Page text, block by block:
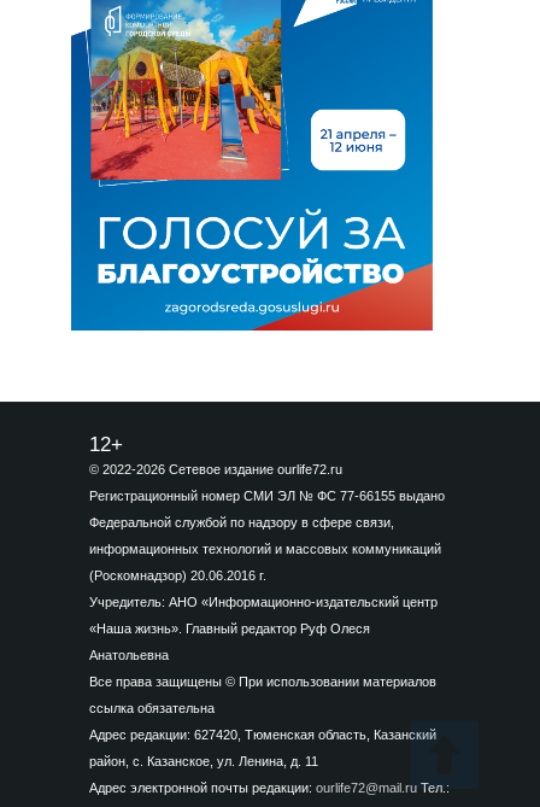
12+
© 2022-2026 Сетевое издание ourlife72.ru
Регистрационный номер СМИ ЭЛ № ФС 77-66155 выдано
Федеральной службой по надзору в сфере связи,
информационных технологий и массовых коммуникаций
(Роскомнадзор) 20.06.2016 г.
Учредитель: АНО «Информационно-издательский центр
«Наша жизнь». Главный редактор Руф Олеся
Анатольевна
Все права защищены © При использовании материалов
ссылка обязательна
Адрес редакции: 627420, Тюменская область, Казанский
район, с. Казанское, ул. Ленина, д. 11
Адрес электронной почты редакции: ourlife72@mail.ru Тел.: